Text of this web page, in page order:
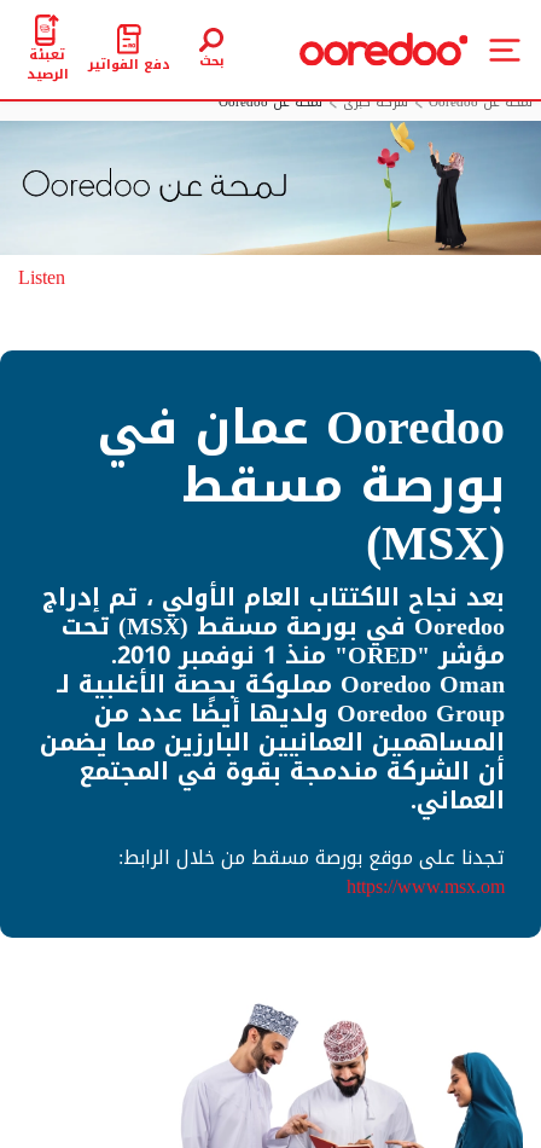
بحث دفع الفواتير تعبئة
الرصيد
لمحة عن Ooredoo
شركة كبرى لمحة عن Ooredoo
Listen
Ooredoo عمان في
بورصة مسقط
(MSX)
بعد نجاح الاكتتاب العام الأولي ، تم إدراج
Ooredoo في بورصة مسقط (MSX) تحت
مؤشر "ORED" منذ 1 نوفمبر 2010.
Ooredoo Oman مملوكة بحصة الأغلبية لـ
Ooredoo Group ولديها أيضًا عدد من
المساهمين العمانيين البارزين مما يضمن
أن الشركة مندمجة بقوة في المجتمع
العماني.
تجدنا على موقع بورصة مسقط من خلال الرابط:
https://www.msx.om